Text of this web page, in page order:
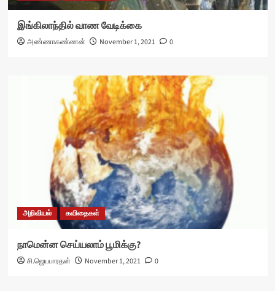
இங்கிலாந்தில் வாண வேடிக்கை
அண்ணாகண்ணன் November 1, 2021 0
அறிவியல் கவிதைகள்
நாமென்ன செய்யலாம் பூமிக்கு?
சி.ஜெயபாரதன் November 1, 2021 0